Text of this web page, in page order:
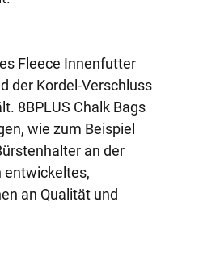
Fleece Innenfutter
der Kordel-Verschluss
8BPLUS Chalk Bags
wie zum Beispiel
an der
entwickeltes,
an Qualität und